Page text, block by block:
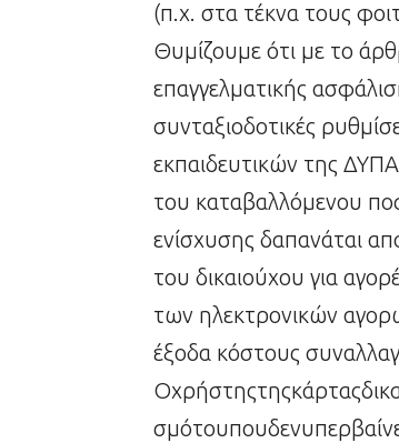
(π.χ. στα τέκνα τους
Θυμίζουμε ότι με το
επαγγελματικής
συνταξιοδοτικές
εκπαιδευτικών της ΔΥΠΑ
του καταβαλλόμενου
ενίσχυσης δαπανάται
του δικαιούχου για
των ηλεκτρονικών
έξοδα κόστους